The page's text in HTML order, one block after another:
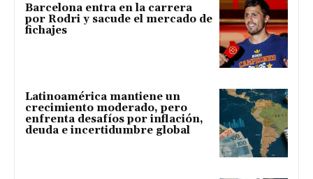
Barcelona entra en la carrera
por Rodri y sacude el mercado de
fichajes
Latinoamérica mantiene un
crecimiento moderado, pero
enfrenta desafíos por inflación,
deuda e incertidumbre global